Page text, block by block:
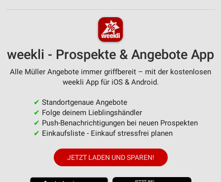
weekli - Prospekte & Angebote App
Alle Müller Angebote immer griffbereit – mit der kostenlosen
weekli App für iOS & Android.
✔ Standortgenaue Angebote
✔ Folge deinem Lieblingshändler
✔ Push-Benachrichtigungen bei neuen Prospekten
✔ Einkaufsliste - Einkauf stressfrei planen
JETZT LADEN UND SPAREN!